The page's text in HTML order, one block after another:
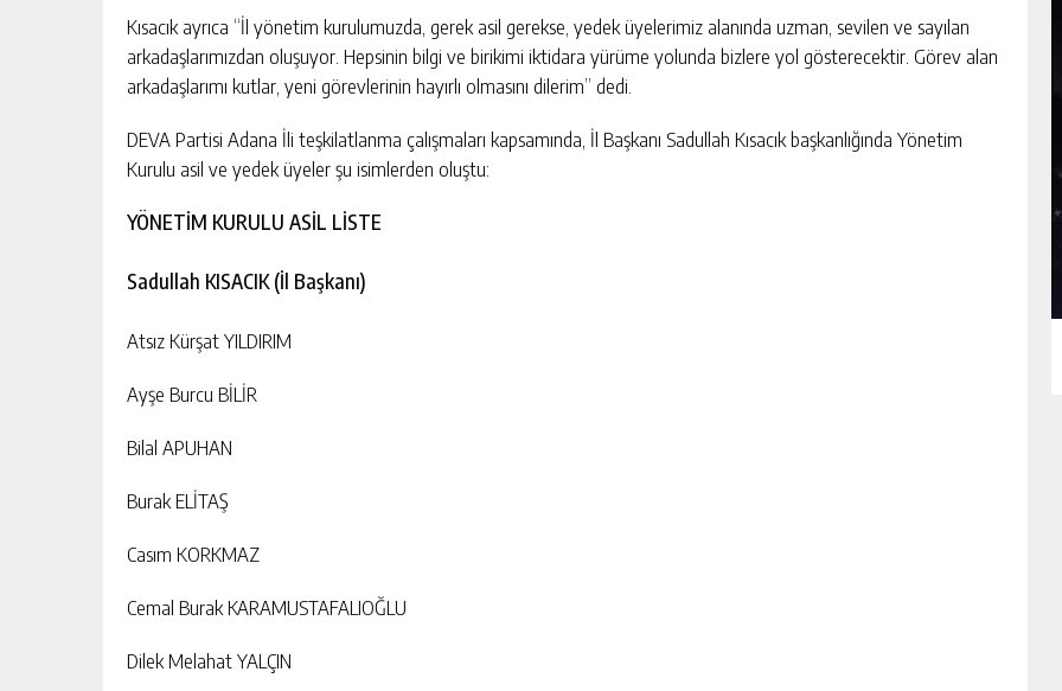
Kısacık ayrıca “İl yönetim kurulumuzda, gerek asil gerekse, yedek üyelerimiz alanında uzman, sevilen ve sayılan
arkadaşlarımızdan oluşuyor. Hepsinin bilgi ve birikimi iktidara yürüme yolunda bizlere yol gösterecektir. Görev alan
arkadaşlarımı kutlar, yeni görevlerinin hayırlı olmasını dilerim” dedi.
DEVA Partisi Adana İli teşkilatlanma çalışmaları kapsamında, İl Başkanı Sadullah Kısacık başkanlığında Yönetim
Kurulu asil ve yedek üyeler şu isimlerden oluştu:
YÖNETİM KURULU ASİL LİSTE
Sadullah KISACIK (İl Başkanı)
Atsız Kürşat YILDIRIM
Ayşe Burcu BİLİR
Bilal APUHAN
Burak ELİTAŞ
Casım KORKMAZ
Cemal Burak KARAMUSTAFALIOĞLU
Dilek Melahat YALÇIN